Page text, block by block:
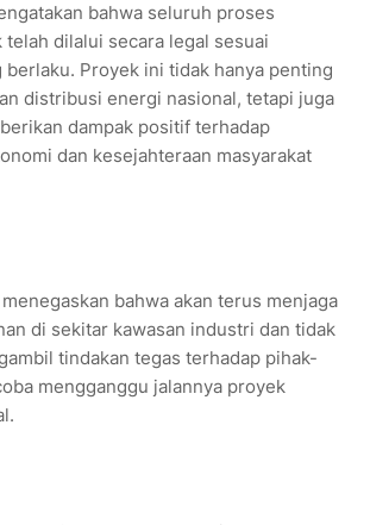
bahwa seluruh proses
dilalui secara legal sesuai
berlaku. Proyek ini tidak hanya penting
distribusi energi nasional, tetapi juga
dampak positif terhadap
dan kesejahteraan masyarakat
bahwa akan terus menjaga
di sekitar kawasan industri dan tidak
tindakan tegas terhadap pihak-
mengganggu jalannya proyek